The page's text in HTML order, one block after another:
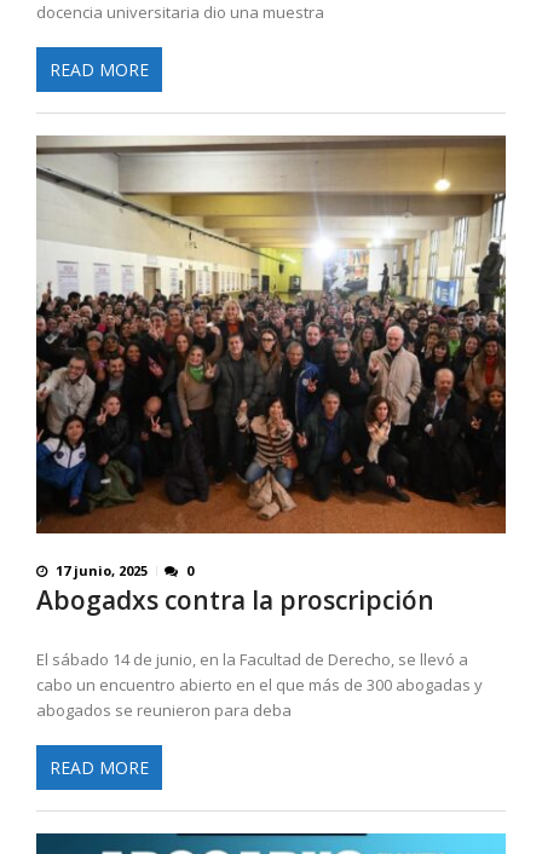
docencia universitaria dio una muestra
READ MORE
17 junio, 2025 0
Abogadxs contra la proscripción
El sábado 14 de junio, en la Facultad de Derecho, se llevó a
cabo un encuentro abierto en el que más de 300 abogadas y
abogados se reunieron para deba
READ MORE